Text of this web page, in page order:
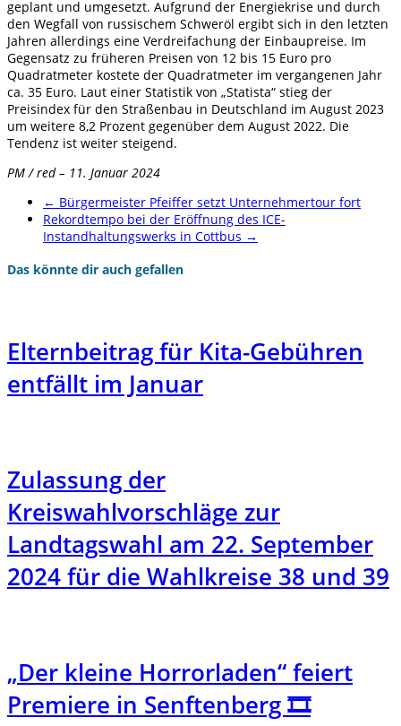
geplant und umgesetzt. Aufgrund der Energiekrise und durch
den Wegfall von russischem Schweröl ergibt sich in den letzten
Jahren allerdings eine Verdreifachung der Einbaupreise. Im
Gegensatz zu früheren Preisen von 12 bis 15 Euro pro
Quadratmeter kostete der Quadratmeter im vergangenen Jahr
ca. 35 Euro. Laut einer Statistik von „Statista“ stieg der
Preisindex für den Straßenbau in Deutschland im August 2023
um weitere 8,2 Prozent gegenüber dem August 2022. Die
Tendenz ist weiter steigend.
PM / red – 11. Januar 2024
← Bürgermeister Pfeiffer setzt Unternehmertour fort
Rekordtempo bei der Eröffnung des ICE-
Instandhaltungswerks in Cottbus →
Das könnte dir auch gefallen
Elternbeitrag für Kita-Gebühren
entfällt im Januar
Zulassung der
Kreiswahlvorschläge zur
Landtagswahl am 22. September
2024 für die Wahlkreise 38 und 39
„Der kleine Horrorladen“ feiert
Premiere in Senftenberg 🎞️